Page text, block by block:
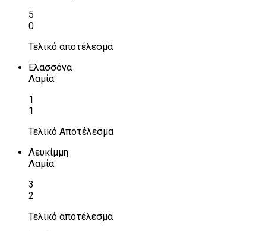
5
0
Τελικό αποτέλεσμα
Ελασσόνα
Λαμία
1
1
Τελικό Αποτέλεσμα
Λευκίμμη
Λαμία
3
2
Τελικό αποτέλεσμα